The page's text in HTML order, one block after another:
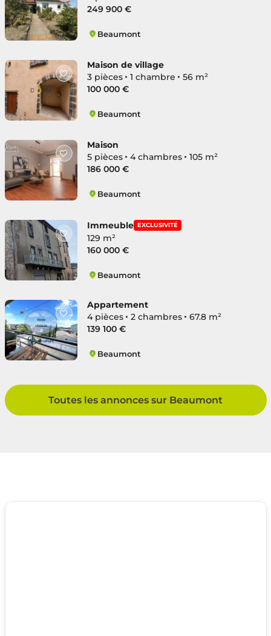
249 900 €
Beaumont
Maison de village
3 pièces
1 chambre
56 m²
100 000 €
Beaumont
Maison
5 pièces
4 chambres
105 m²
186 000 €
Beaumont
Immeuble EXCLUSIVITÉ
129 m²
160 000 €
Beaumont
Appartement
4 pièces
2 chambres
67.8 m²
139 100 €
Beaumont
Toutes les annonces sur Beaumont